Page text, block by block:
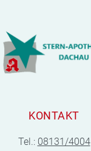
KONTAKT
Tel.: 08131/4004